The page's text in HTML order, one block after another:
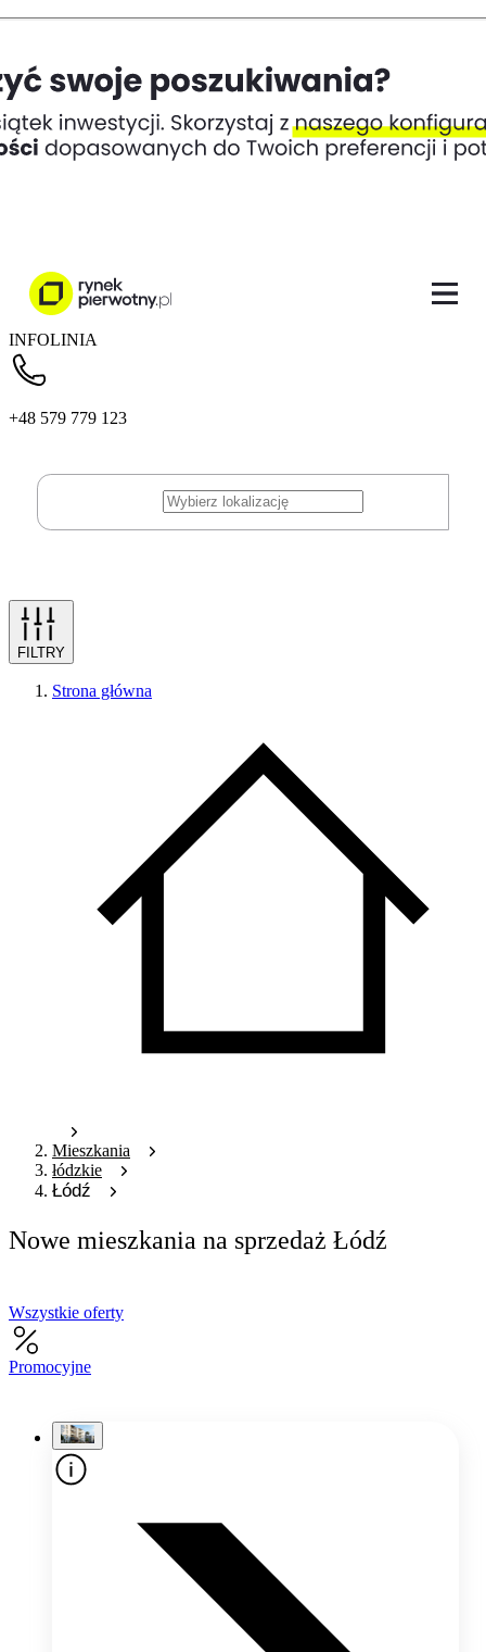
INFOLINIA
+48 579 779 123
FILTRY
Strona główna
Mieszkania
łódzkie
Łódź
Nowe mieszkania na sprzedaż Łódź
Wszystkie oferty
Promocyjne